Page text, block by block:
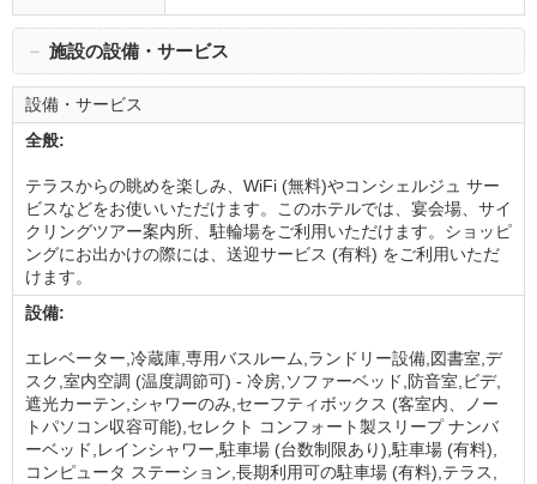
－ 施設の設備・サービス
設備・サービス
全般:
テラスからの眺めを楽しみ、WiFi (無料)やコンシェルジュ サー
ビスなどをお使いいただけます。このホテルでは、宴会場、サイ
クリングツアー案内所、駐輪場をご利用いただけます。ショッピ
ングにお出かけの際には、送迎サービス (有料) をご利用いただ
けます。
設備:
エレベーター,冷蔵庫,専用バスルーム,ランドリー設備,図書室,デ
スク,室内空調 (温度調節可) - 冷房,ソファーベッド,防音室,ビデ,
遮光カーテン,シャワーのみ,セーフティボックス (客室内、ノー
トパソコン収容可能),セレクト コンフォート製スリープ ナンバ
ーベッド,レインシャワー,駐車場 (台数制限あり),駐車場 (有料),
コンピュータ ステーション,長期利用可の駐車場 (有料),テラス,